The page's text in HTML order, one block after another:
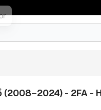
- 2FA -